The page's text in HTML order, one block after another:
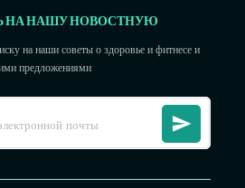
НА НАШУ НОВОСТНУЮ
на наши советы о здоровье и фитнесе и
предложениями